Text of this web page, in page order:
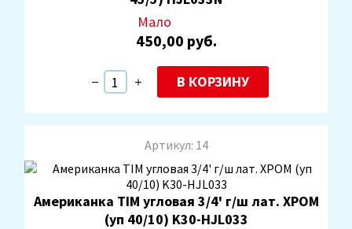
Мало
450,00 руб.
В КОРЗИНУ
Артикул: 14
Американка TIM угловая 3/4' г/ш лат. ХРОМ
(уп 40/10) K30-HJL033